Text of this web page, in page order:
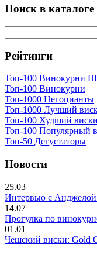
Поиск в каталоге
Рейтинги
Топ-100 Винокурни
Топ-100 Винокурни
Топ-1000 Негоцианты
Топ-1000 Лучший
Топ-100 Худший виски
Топ-100 Популярный
Топ-50 Дегустаторы
Новости
25.03
Интервью с
14.07
Прогулка по
01.01
Чешский виски: Gold